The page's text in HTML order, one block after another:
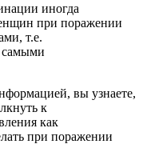
иногда
при поражении
т.е.
самыми
вы узнаете,
к
как
при поражении